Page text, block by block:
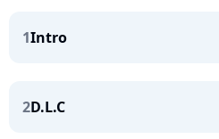
1Intro
2D.L.C